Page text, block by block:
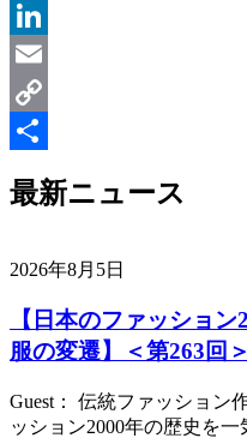
最新ニュース
2026年8月5日
【日本のファッショ
服の変遷】＜第263回＞
Guest： 伝統ファッショ
ッション2000年の歴史を